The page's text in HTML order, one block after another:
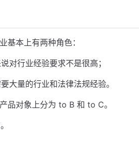
基本上有两种角色：
对行业经验要求不是很高；
大量的行业和法律法规经验。
品对象上分为 to B 和 to C。